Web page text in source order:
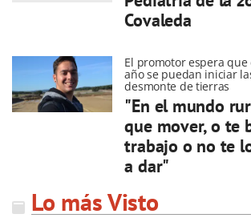
Covaleda
El promotor espera
año se puedan iniciar
desmonte de tierras
"En el mundo
que mover, o te
trabajo o no te
a dar"
Lo más Visto